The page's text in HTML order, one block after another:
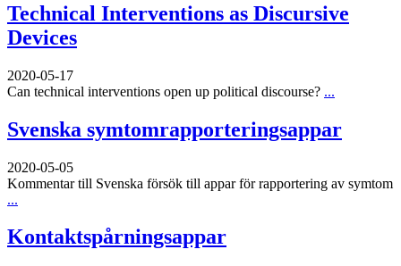
Technical Interventions as Discursive
Devices
2020-05-17
Can technical interventions open up political discourse? ...
Svenska symtomrapporteringsappar
2020-05-05
Kommentar till Svenska försök till appar för rapportering av symtom
...
Kontaktspårningsappar